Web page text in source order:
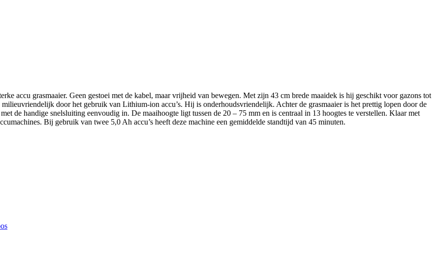
accu grasmaaier. Geen gestoei met de kabel, maar vrijheid van bewegen. Met zijn 43 cm brede maaidek is hij geschikt voor gazons tot
door het gebruik van Lithium-ion accu’s. Hij is onderhoudsvriendelijk. Achter de grasmaaier is het prettig lopen door de
de handige snelsluiting eenvoudig in. De maaihoogte ligt tussen de 20 – 75 mm en is centraal in 13 hoogtes te verstellen. Klaar met
Bij gebruik van twee 5,0 Ah accu’s heeft deze machine een gemiddelde standtijd van 45 minuten.